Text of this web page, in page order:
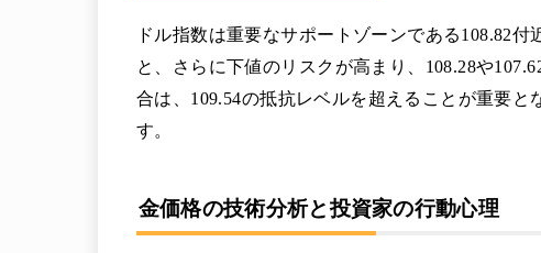
ドル指数は重要なサポートゾーンである108.82
と、さらに下値のリスクが高まり、108.28や
合は、109.54の抵抗レベルを超えることが重要と
す。
金価格の技術分析と投資家の行動心理